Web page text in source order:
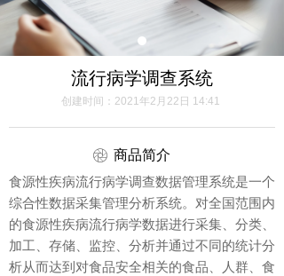
试用申请
流行病学调查系统
商品简介
创建时间： 2021年2月22日 14:41
食源性疾病流行病学调查数据管理系统是一个
综合性数据采集管理分析系统。对全国范围内
的食源性疾病流行病学数据进行采集、分类、
加工、存储、监控、分析并通过不同的统计分
析从而达到对食品安全相关的食品、人群、食
ꁵ